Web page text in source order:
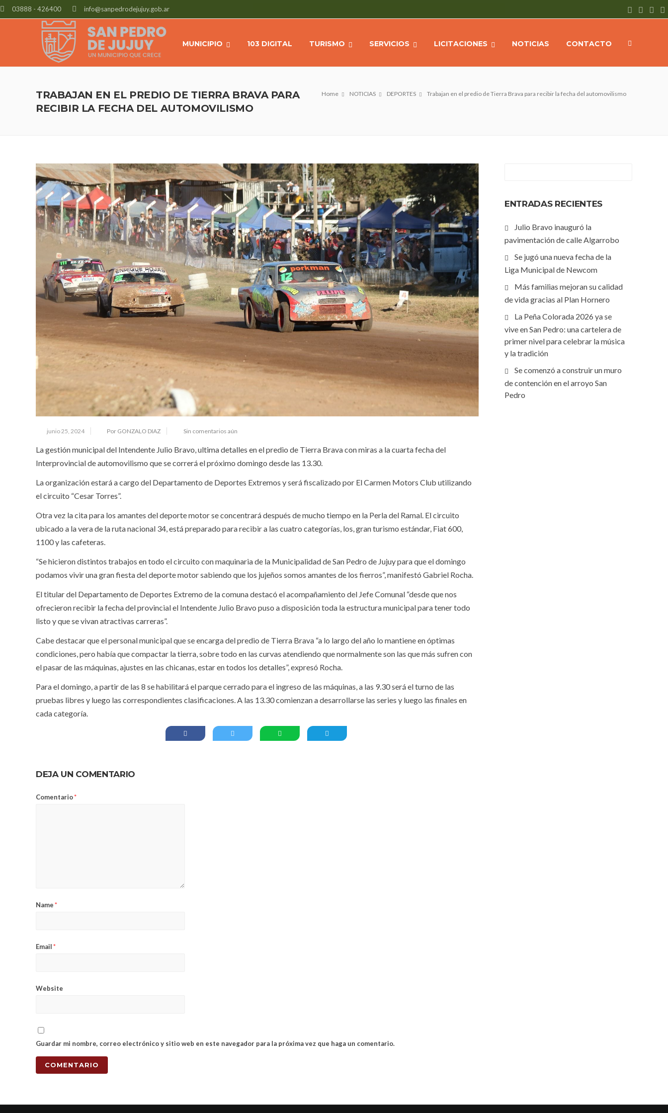
info@sanpedrodejujuy.gob.ar
03888 - 426400
MUNICIPIO 103 DIGITAL TURISMO SERVICIOS LICITACIONES NOTICIAS CONTACTO
Home NOTICIAS DEPORTES Trabajan en el predio de Tierra Brava para recibir la fecha del automovilismo
TRABAJAN EN EL PREDIO DE TIERRA BRAVA PARA
RECIBIR LA FECHA DEL AUTOMOVILISMO
junio 25, 2024 Por GONZALO DIAZ Sin comentarios aún
La gestión municipal del Intendente Julio Bravo, ultima detalles en el predio de Tierra Brava con miras a la cuarta fecha del
Interprovincial de automovilismo que se correrá el próximo domingo desde las 13.30.
La organización estará a cargo del Departamento de Deportes Extremos y será fiscalizado por El Carmen Motors Club utilizando
el circuito “Cesar Torres”.
Otra vez la cita para los amantes del deporte motor se concentrará después de mucho tiempo en la Perla del Ramal. El circuito
ubicado a la vera de la ruta nacional 34, está preparado para recibir a las cuatro categorías, los, gran turismo estándar, Fiat 600,
1100 y las cafeteras.
“Se hicieron distintos trabajos en todo el circuito con maquinaria de la Municipalidad de San Pedro de Jujuy para que el domingo
podamos vivir una gran fiesta del deporte motor sabiendo que los jujeños somos amantes de los fierros”, manifestó Gabriel Rocha.
El titular del Departamento de Deportes Extremo de la comuna destacó el acompañamiento del Jefe Comunal “desde que nos
ofrecieron recibir la fecha del provincial el Intendente Julio Bravo puso a disposición toda la estructura municipal para tener todo
listo y que se vivan atractivas carreras”.
Cabe destacar que el personal municipal que se encarga del predio de Tierra Brava “a lo largo del año lo mantiene en óptimas
condiciones, pero había que compactar la tierra, sobre todo en las curvas atendiendo que normalmente son las que más sufren con
el pasar de las máquinas, ajustes en las chicanas, estar en todos los detalles”, expresó Rocha.
Para el domingo, a partir de las 8 se habilitará el parque cerrado para el ingreso de las máquinas, a las 9.30 será el turno de las
pruebas libres y luego las correspondientes clasificaciones. A las 13.30 comienzan a desarrollarse las series y luego las finales en
cada categoría.
DEJA UN COMENTARIO
Comentario*
Name*
Email*
Website
Guardar mi nombre, correo electrónico y sitio web en este navegador para la próxima vez que haga un comentario.
ENTRADAS RECIENTES
Julio Bravo inauguró la
pavimentación de calle Algarrobo
Se jugó una nueva fecha de la
Liga Municipal de Newcom
Más familias mejoran su calidad
de vida gracias al Plan Hornero
La Peña Colorada 2026 ya se
vive en San Pedro: una cartelera de
primer nivel para celebrar la música
y la tradición
Se comenzó a construir un muro
de contención en el arroyo San
Pedro